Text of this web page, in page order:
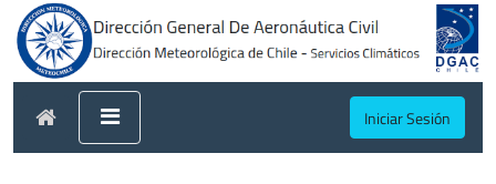
Iniciar Sesión